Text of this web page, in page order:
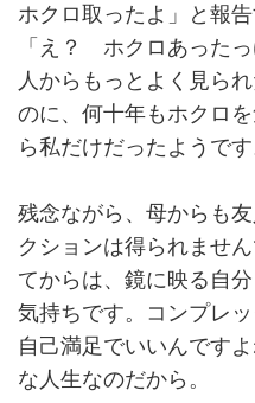
ホクロ取ったよ」と報
「え？ ホクロあった
人からもっとよく見ら
のに、何十年もホクロ
ら私だけだったようです
残念ながら、母からも
クションは得られませ
てからは、鏡に映る自
気持ちです。コンプレ
自己満足でいいんです
な人生なのだから。